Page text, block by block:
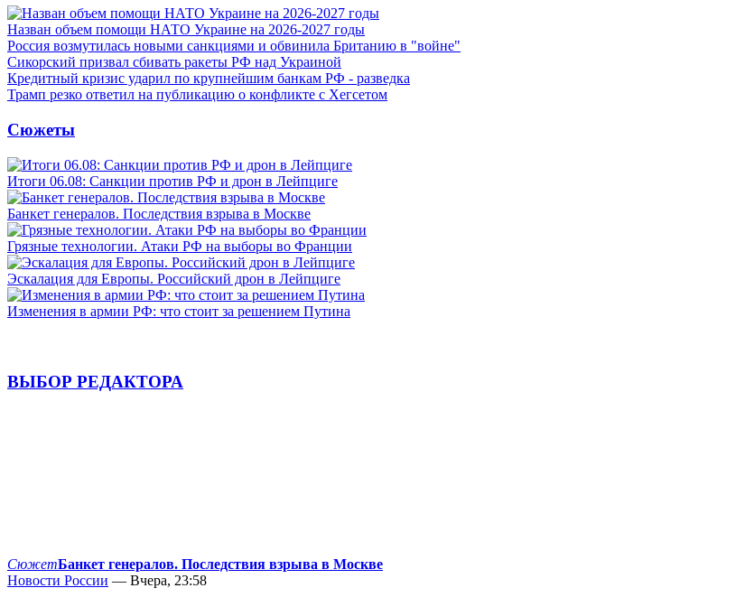
Назван объем помощи НАТО Украине на 2026-2027 годы
Россия возмутилась новыми санкциями и обвинила Британию в "войне"
Сикорский призвал сбивать ракеты РФ над Украиной
Кредитный кризис ударил по крупнейшим банкам РФ - разведка
Трамп резко ответил на публикацию о конфликте с Хегсетом
Сюжеты
Итоги 06.08: Санкции против РФ и дрон в Лейпциге
Банкет генералов. Последствия взрыва в Москве
Грязные технологии. Атаки РФ на выборы во Франции
Эскалация для Европы. Российский дрон в Лейпциге
Изменения в армии РФ: что стоит за решением Путина
ВЫБОР РЕДАКТОРА
СюжетБанкет генералов. Последствия взрыва в Москве
Новости России — Вчера, 23:58